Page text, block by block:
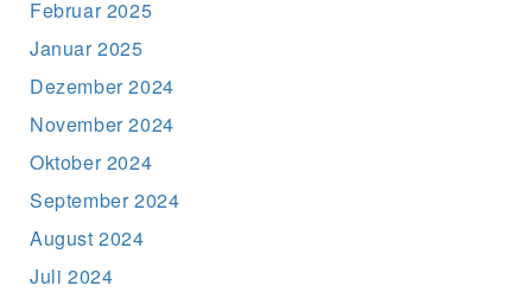
Februar 2025
Januar 2025
Dezember 2024
November 2024
Oktober 2024
September 2024
August 2024
Juli 2024